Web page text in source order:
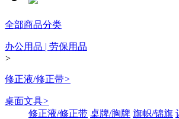
全部商品分类
办公用品 | 劳保用品
>
修正液/修正带>
桌面文具>
修正液/修正带 桌牌/胸牌 旗帜/锦旗